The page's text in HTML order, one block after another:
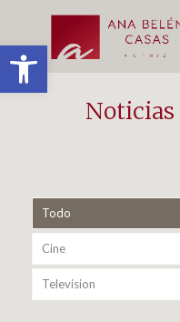
Abrir barra de herramientas
Noticias
Todo
Cine
Television